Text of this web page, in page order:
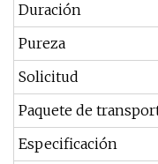
Duración
Pureza
Solicitud
Paquete de
Especificación